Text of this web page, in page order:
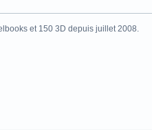
et 150 3D depuis juillet 2008.